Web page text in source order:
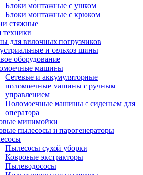
Блоки монтажные с ушком
Блоки монтажные с крюком
стяжные
для вилочных погрузчиков
и сельхоз шины
оборудование
машины
Сетевые и аккумуляторные
поломоечные машины с ручным
управлением
Поломоечные машины с сиденьем для
оператора
минимойки
пылесосы и парогенераторы
Пылесосы сухой уборки
Ковровые экстракторы
Пылеводососы